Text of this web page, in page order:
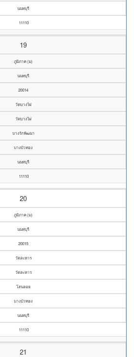
นนทบุรี
11110
19
ภูมิภาค (ม)
นนทบุรี
20014
วัดบางไผ่
วัดบางไผ่
บางรักพัฒนา
บางบัวทอง
นนทบุรี
11110
20
ภูมิภาค (ม)
นนทบุรี
20015
วัดละหาร
วัดละหาร
โสนลอย
บางบัวทอง
นนทบุรี
11110
21